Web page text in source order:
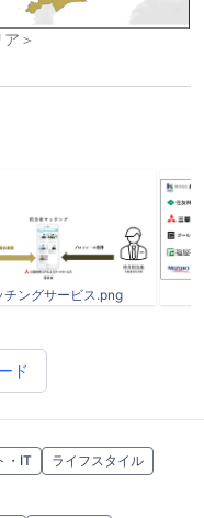
＞
チングサービス.png
ド
・IT ライフスタイル